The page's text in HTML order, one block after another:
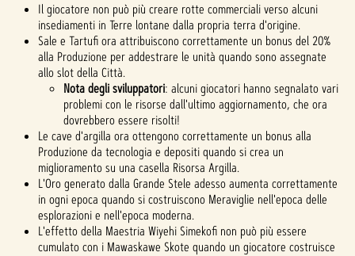
Il giocatore non può più creare rotte commerciali verso alcuni
insediamenti in Terre lontane dalla propria terra d'origine.
Sale e Tartufi ora attribuiscono correttamente un bonus del 20%
alla Produzione per addestrare le unità quando sono assegnate
allo slot della Città.
Nota degli sviluppatori: alcuni giocatori hanno segnalato vari
problemi con le risorse dall'ultimo aggiornamento, che ora
dovrebbero essere risolti!
Le cave d'argilla ora ottengono correttamente un bonus alla
Produzione da tecnologia e depositi quando si crea un
miglioramento su una casella Risorsa Argilla.
L'Oro generato dalla Grande Stele adesso aumenta correttamente
in ogni epoca quando si costruiscono Meraviglie nell'epoca delle
esplorazioni e nell'epoca moderna.
L'effetto della Maestria Wiyehi Simekofi non può più essere
cumulato con i Mawaskawe Skote quando un giocatore costruisce